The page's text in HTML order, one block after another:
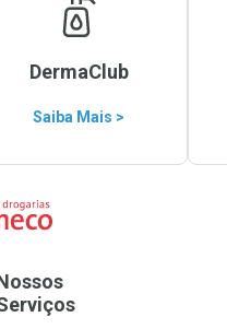
DermaClub
Saiba Mais >